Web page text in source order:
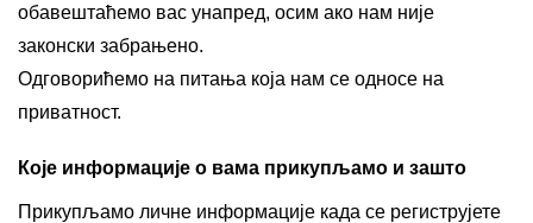
обавештаћемо вас унапред, осим ако нам није
законски забрањено.
Одговорићемо на питања која нам се односе на
приватност.
Које информације о вама прикупљамо и зашто
Прикупљамо личне информације када се региструјете